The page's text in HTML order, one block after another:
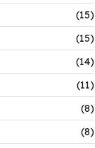
(15)
(15)
(14)
(11)
(8)
(8)